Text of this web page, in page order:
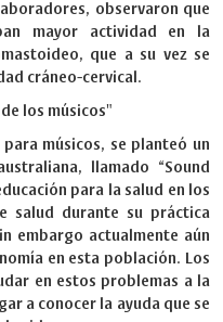
observaron que
mayor actividad en la
que a su vez se
cráneo-cervical.
los músicos"
músicos, se planteó un
llamado “Sound
para la salud en los
salud durante su práctica
embargo actualmente aún
en esta población. Los
en estos problemas a la
a conocer la ayuda que se